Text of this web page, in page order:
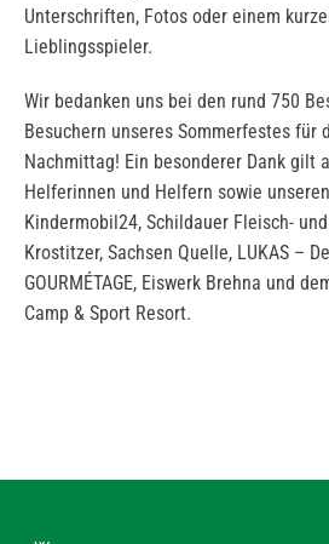
Unterschriften, Fotos oder einem
Lieblingsspieler.
Wir bedanken uns bei den rund 750
Besuchern unseres Sommerfestes für
Nachmittag! Ein besonderer Dank gilt
Helferinnen und Helfern sowie
Kindermobil24, Schildauer Fleisch-
Krostitzer, Sachsen Quelle, LUKAS –
GOURMÉTAGE, Eiswerk Brehna und
Camp & Sport Resort.